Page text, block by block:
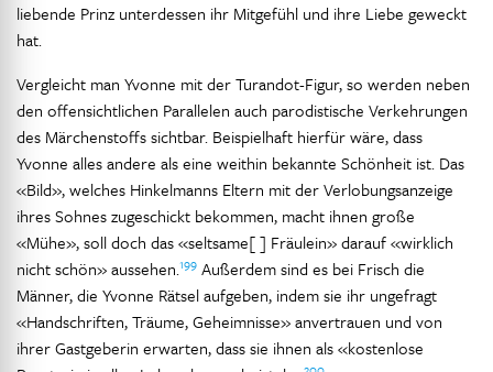
liebende Prinz unterdessen ihr Mitgefühl und ihre Liebe geweckt
hat.
Vergleicht man Yvonne mit der Turandot-Figur, so werden neben
den offensichtlichen Parallelen auch parodistische Verkehrungen
des Märchenstoffs sichtbar. Beispielhaft hierfür wäre, dass
Yvonne alles andere als eine weithin bekannte Schönheit ist. Das
«Bild», welches Hinkelmanns Eltern mit der Verlobungsanzeige
ihres Sohnes zugeschickt bekommen, macht ihnen große
«Mühe», soll doch das «seltsame[ ] Fräulein» darauf «wirklich
nicht schön» aussehen.199 Außerdem sind es bei Frisch die
Männer, die Yvonne Rätsel aufgeben, indem sie ihr ungefragt
«Handschriften, Träume, Geheimnisse» anvertrauen und von
ihrer Gastgeberin erwarten, dass sie ihnen als «kostenlose